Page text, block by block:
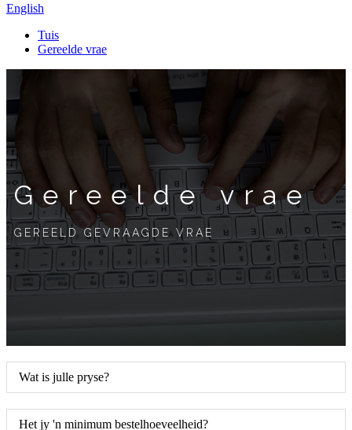
English
Tuis
Gereelde vrae
Gereelde vrae
GEREELD GEVRAAGDE VRAE
Wat is julle pryse?
Het jy 'n minimum bestelhoeveelheid?